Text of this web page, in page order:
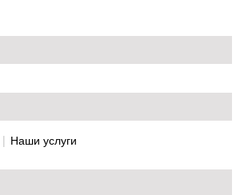
| Наши услуги